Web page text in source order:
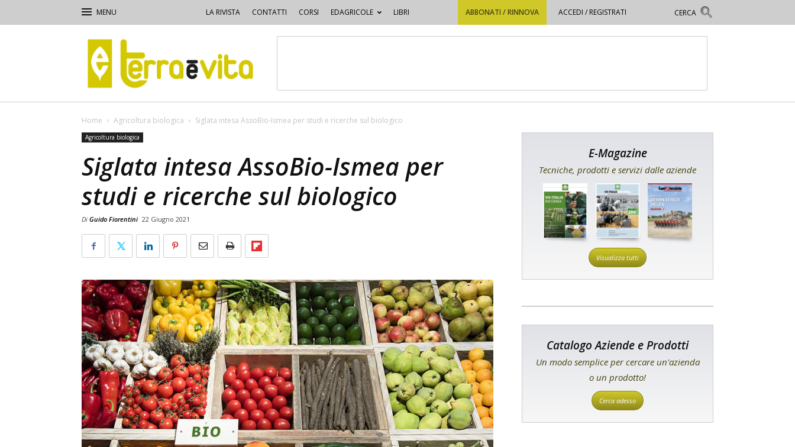
LA RIVISTA CONTATTI CORSI EDAGRICOLE LIBRI ABBONATI / RINNOVA ACCEDI / REGISTRATI
Terra
e
Vita
Home Agricoltura biologica Siglata intesa AssoBio-Ismea per studi e ricerche sul biologico
Agricoltura biologica
Siglata intesa AssoBio-Ismea per
studi e ricerche sul biologico
Di Guido Fiorentini 22 Giugno 2021
E-Magazine
Tecniche, prodotti e servizi dalle aziende
Visualizza tutti
Catalogo Aziende e Prodotti
Un modo semplice per cercare un'azienda
o un prodotto!
Cerca adesso